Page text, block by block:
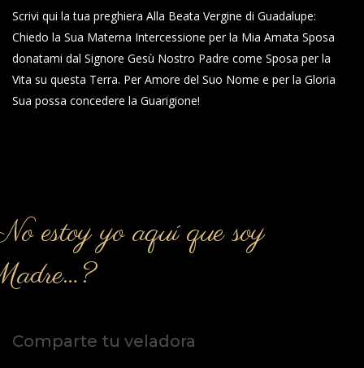
Scrivi qui la tua preghiera Alla Beata Vergine di Guadalupe:
Chiedo la Sua Materna Intercessione per la Mia Amata Sposa
donatami dal Signore Gesù Nostro Padre come Sposa per la
Vita su questa Terra. Per Amore del Suo Nome e per la Gloria
Sua possa concedere la Guarigione!
estoy yo aquí que soy
Comparte tu veladora